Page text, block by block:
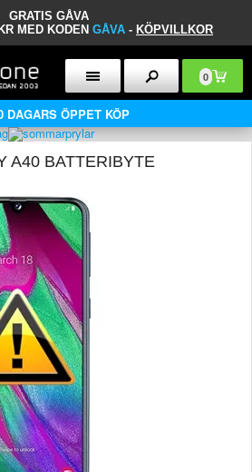
GRATIS GÅVA
MED KODEN GÅVA - KÖPVILLKOR
0
DAGARS ÖPPET KÖP
A40 BATTERIBYTE